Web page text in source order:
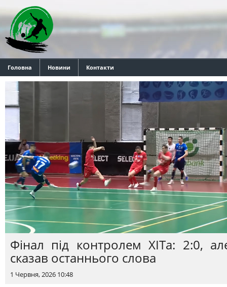
Головна Новини Контакти
Фінал під контролем ХІТа: 2:0,
сказав останнього слова
1 Червня, 2026 10:48